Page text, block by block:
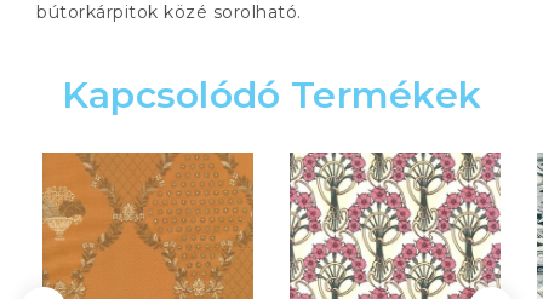
bútorkárpitok közé sorolható.
Kapcsolódó Termékek